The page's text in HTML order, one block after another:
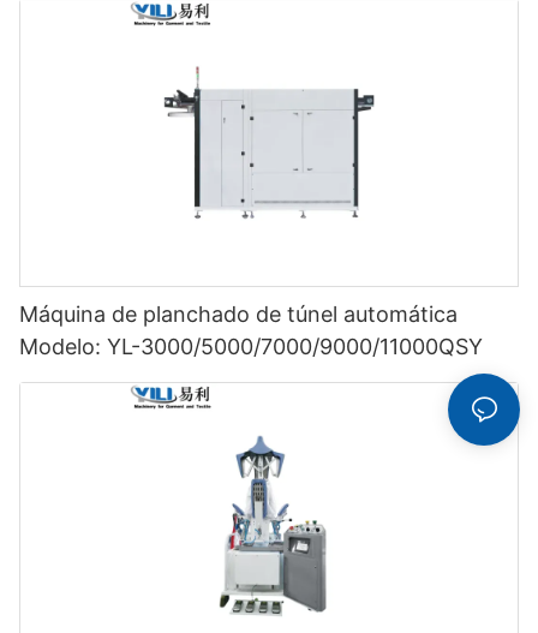
Máquina de planchado de túnel automática
Modelo: YL-3000/5000/7000/9000/11000QSY